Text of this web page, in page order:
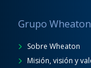
Grupo Wheaton
Sobre Wheaton
Misión, visión y